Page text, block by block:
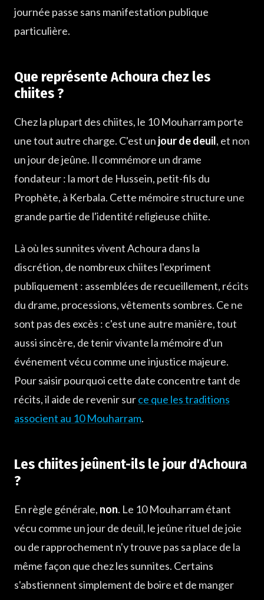
journée passe sans manifestation publique
particulière.
Que représente Achoura chez les
chiites ?
Chez la plupart des chiites, le 10 Mouharram porte
une tout autre charge. C'est un jour de deuil, et non
un jour de jeûne. Il commémore un drame
fondateur : la mort de Hussein, petit-fils du
Prophète, à Kerbala. Cette mémoire structure une
grande partie de l'identité religieuse chiite.
Là où les sunnites vivent Achoura dans la
discrétion, de nombreux chiites l'expriment
publiquement : assemblées de recueillement, récits
du drame, processions, vêtements sombres. Ce ne
sont pas des excès : c'est une autre manière, tout
aussi sincère, de tenir vivante la mémoire d'un
événement vécu comme une injustice majeure.
Pour saisir pourquoi cette date concentre tant de
récits, il aide de revenir surce que les traditions
associent au 10 Mouharram.
Les chiites jeûnent-ils le jour d'Achoura
?
En règle générale, non. Le 10 Mouharram étant
vécu comme un jour de deuil, le jeûne rituel de joie
ou de rapprochement n'y trouve pas sa place de la
même façon que chez les sunnites. Certains
s'abstiennent simplement de boire et de manger